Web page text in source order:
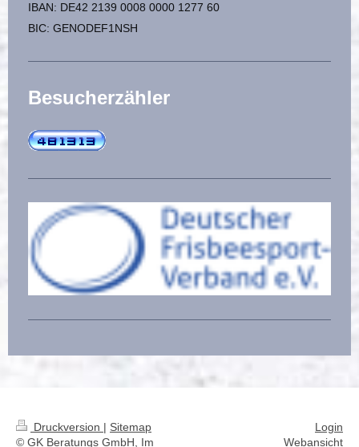
IBAN: DE42 2139 0008 0000 1277 60
BIC: GENODEF1NSH
Besucherzähler
Druckversion | Sitemap
© GK Beratungs GmbH, Im
Login
Webansicht